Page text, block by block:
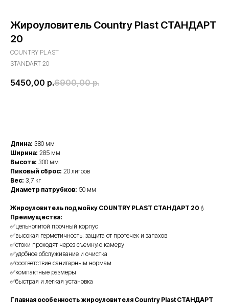
Жироуловитель Country Plast СТАНДАРТ
20
COUNTRY PLAST
STANDART 20
5450,00 р.6900,00 р.
Длина: 380 мм
Ширина: 285 мм
Высота: 300 мм
Пиковый сброс: 20 литров
Вес: 3,7 кг
Диаметр патрубков: 50 мм
Жироуловитель под мойку COUNTRY PLAST СТАНДАРТ 20 💧
Преимущества:
✅цельнолитой прочный корпус
✅высокая герметичность: защита от протечек и запахов
✅стоки проходят через съемную камеру
✅удобное обслуживание и очистка
✅соответствие санитарным нормам
✅компактные размеры
✅быстрая и легкая установка
Главная особенность жироуловителя Country Plast СТАНДАРТ